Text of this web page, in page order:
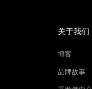
关于我们
博客
品牌故事